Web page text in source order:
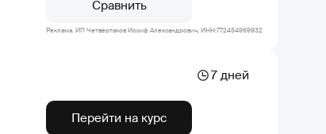
Сравнить
Реклама. ИП Четвертаков Иосиф Александрович, ИНН:772454969932
7 дней
Перейти на курс